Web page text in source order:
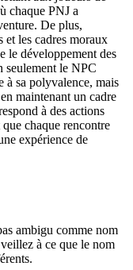
chaque PNJ a
De plus,
et les cadres moraux
le développement des
seulement le NPC
à sa polyvalence, mais
maintenant un cadre
à des actions
chaque rencontre
expérience de
ambigu comme nom
à ce que le nom